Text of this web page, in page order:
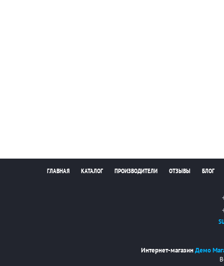
ГЛАВНАЯ КАТАЛОГ ПРОИЗВОДИТЕЛИ ОТЗЫВЫ БЛОГ
Интернет-магазинДемо